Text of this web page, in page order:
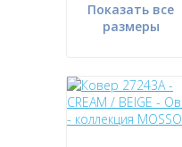
Показать все
размеры